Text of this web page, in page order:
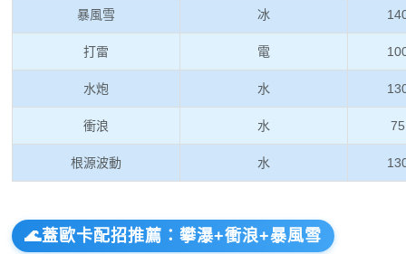
暴風雪 冰
打雷 電
水炮 水
衝浪 水 75
根源波動 水
🌊蓋歐卡配招推薦：攀瀑+衝浪+暴風雪